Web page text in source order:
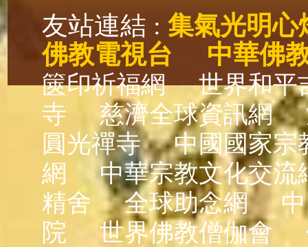
友站連結 : 集氣光明心
佛教電視台
中華佛
篋印祈福網
世界和平
寺
慈濟全球資訊網
圓光禪寺
中國國家宗
網
中華宗教文化交流
精舍
全球助念網
院
世界佛教僧伽會